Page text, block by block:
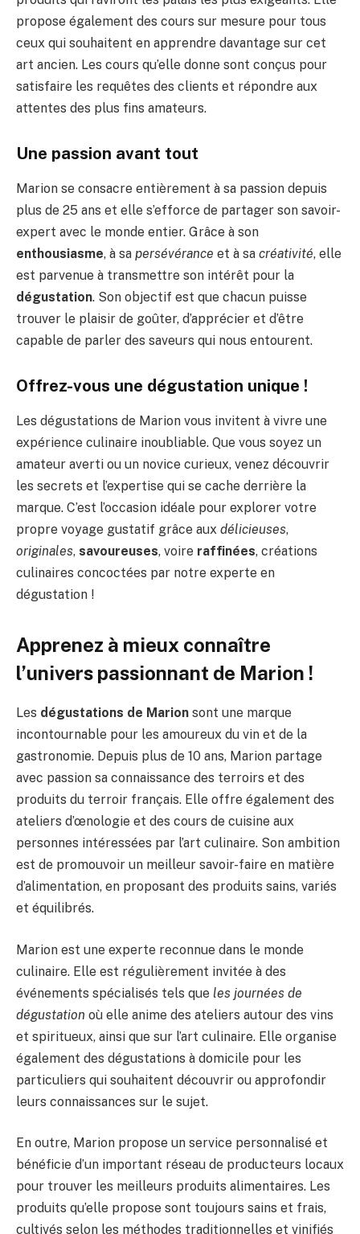
propose également des cours sur mesure pour tous
ceux qui souhaitent en apprendre davantage sur cet
art ancien. Les cours qu’elle donne sont conçus pour
satisfaire les requêtes des clients et répondre aux
attentes des plus fins amateurs.
Une passion avant tout
Marion se consacre entièrement à sa passion depuis
plus de 25 ans et elle s’efforce de partager son savoir-
expert avec le monde entier. Grâce à son
enthousiasme, à sa persévérance et à sa créativité, elle
est parvenue à transmettre son intérêt pour la
dégustation. Son objectif est que chacun puisse
trouver le plaisir de goûter, d’apprécier et d’être
capable de parler des saveurs qui nous entourent.
Offrez-vous une dégustation unique !
Les dégustations de Marion vous invitent à vivre une
expérience culinaire inoubliable. Que vous soyez un
amateur averti ou un novice curieux, venez découvrir
les secrets et l’expertise qui se cache derrière la
marque. C’est l’occasion idéale pour explorer votre
propre voyage gustatif grâce aux délicieuses,
originales, savoureuses, voire raffinées, créations
culinaires concoctées par notre experte en
dégustation !
Apprenez à mieux connaître
l’univers passionnant de Marion !
Les dégustations de Marion sont une marque
incontournable pour les amoureux du vin et de la
gastronomie. Depuis plus de 10 ans, Marion partage
avec passion sa connaissance des terroirs et des
produits du terroir français. Elle offre également des
ateliers d’œnologie et des cours de cuisine aux
personnes intéressées par l’art culinaire. Son ambition
est de promouvoir un meilleur savoir-faire en matière
d’alimentation, en proposant des produits sains, variés
et équilibrés.
Marion est une experte reconnue dans le monde
culinaire. Elle est régulièrement invitée à des
événements spécialisés tels que les journées de
dégustation où elle anime des ateliers autour des vins
et spiritueux, ainsi que sur l’art culinaire. Elle organise
également des dégustations à domicile pour les
particuliers qui souhaitent découvrir ou approfondir
leurs connaissances sur le sujet.
En outre, Marion propose un service personnalisé et
bénéficie d’un important réseau de producteurs locaux
pour trouver les meilleurs produits alimentaires. Les
produits qu’elle propose sont toujours sains et frais,
cultivés selon les méthodes traditionnelles et vinifiés